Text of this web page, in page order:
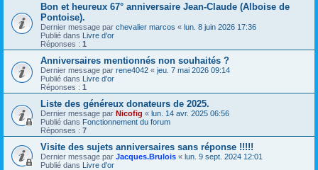
Bon et heureux 67° anniversaire Jean-Claude (Alboise de
Pontoise).
Dernier message par chevalier marcos « lun. 8 juin 2026 17:36
Publié dans Livre d'or
Réponses : 1
Anniversaires mentionnés non souhaités ?
Dernier message par rene4042 « jeu. 7 mai 2026 09:14
Publié dans Livre d'or
Réponses : 1
Liste des généreux donateurs de 2025.
Dernier message par Nicofig « lun. 14 avr. 2025 06:56
Publié dans Fonctionnement du forum
Réponses : 7
Visite des sujets anniversaires sans réponse !!!!!
Dernier message par Jacques.Brulois « lun. 9 sept. 2024 12:01
Publié dans Livre d'or